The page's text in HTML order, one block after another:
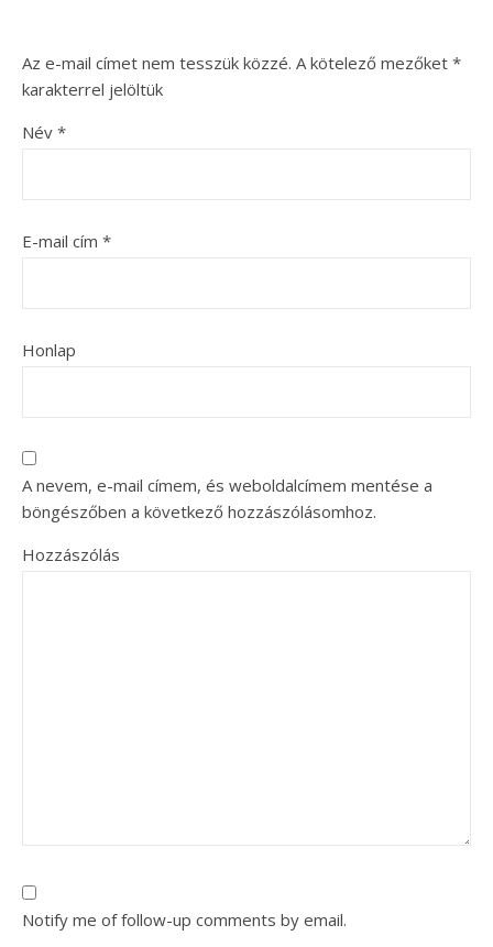
Az e-mail címet nem tesszük közzé. A kötelező mezőket *
karakterrel jelöltük
Név *
E-mail cím *
Honlap
A nevem, e-mail címem, és weboldalcímem mentése a
böngészőben a következő hozzászólásomhoz.
Hozzászólás
Notify me of follow-up comments by email.